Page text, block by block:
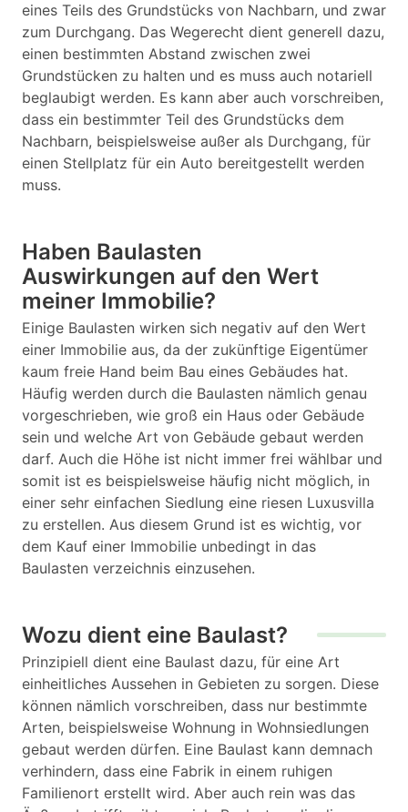
eines Teils des Grundstücks von Nachbarn, und zwar
zum Durchgang. Das Wegerecht dient generell dazu,
einen bestimmten Abstand zwischen zwei
Grundstücken zu halten und es muss auch notariell
beglaubigt werden. Es kann aber auch vorschreiben,
dass ein bestimmter Teil des Grundstücks dem
Nachbarn, beispielsweise außer als Durchgang, für
einen Stellplatz für ein Auto bereitgestellt werden
muss.
Haben Baulasten
Auswirkungen auf den Wert
meiner Immobilie?
Einige Baulasten wirken sich negativ auf den Wert
einer Immobilie aus, da der zukünftige Eigentümer
kaum freie Hand beim Bau eines Gebäudes hat.
Häufig werden durch die Baulasten nämlich genau
vorgeschrieben, wie groß ein Haus oder Gebäude
sein und welche Art von Gebäude gebaut werden
darf. Auch die Höhe ist nicht immer frei wählbar und
somit ist es beispielsweise häufig nicht möglich, in
einer sehr einfachen Siedlung eine riesen Luxusvilla
zu erstellen. Aus diesem Grund ist es wichtig, vor
dem Kauf einer Immobilie unbedingt in das
Baulasten verzeichnis einzusehen.
Wozu dient eine Baulast?
Prinzipiell dient eine Baulast dazu, für eine Art
einheitliches Aussehen in Gebieten zu sorgen. Diese
können nämlich vorschreiben, dass nur bestimmte
Arten, beispielsweise Wohnung in Wohnsiedlungen
gebaut werden dürfen. Eine Baulast kann demnach
verhindern, dass eine Fabrik in einem ruhigen
Familienort erstellt wird. Aber auch rein was das